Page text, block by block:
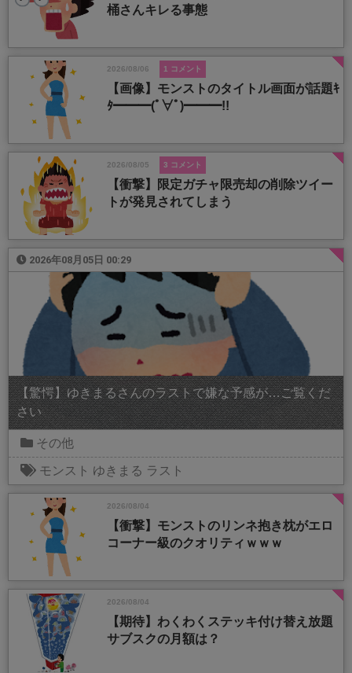
桶さんキレる事態
2026/08/06 1 コメント
【画像】モンストのタイトル画面が話題ｷ
ﾀ━━━(ﾟ∀ﾟ)━━━!!
2026/08/05 3 コメント
【衝撃】限定ガチャ限売却の削除ツイー
トが発見されてしまう
2026年08月05日 00:29
【驚愕】ゆきまるさんのラストで嫌な予感が…ご覧くだ
さい
その他
モンスト ゆきまる ラスト
2026/08/04
【衝撃】モンストのリンネ抱き枕がエロ
コーナー級のクオリティｗｗｗ
2026/08/04
【期待】わくわくステッキ付け替え放題
サブスクの月額は？